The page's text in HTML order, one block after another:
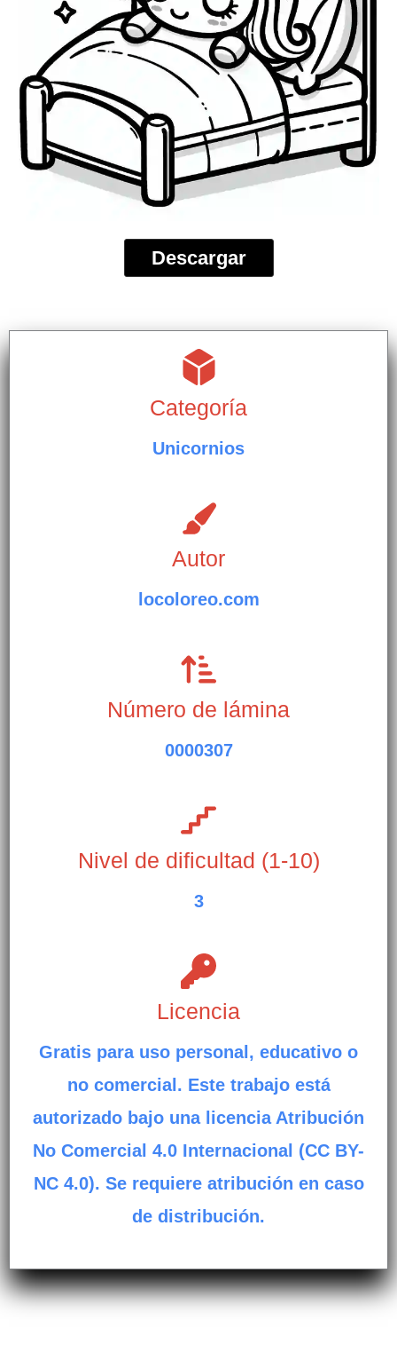
Descargar
Categoría
Unicornios
Autor
locoloreo.com
Número de lámina
0000307
Nivel de dificultad (1-10)
3
Licencia
Gratis para uso personal, educativo o
no comercial. Este trabajo está
autorizado bajo una licencia Atribución
No Comercial 4.0 Internacional (CC BY-
NC 4.0). Se requiere atribución en caso
de distribución.